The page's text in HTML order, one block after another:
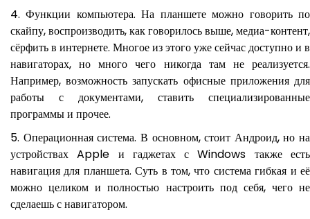
Функции компьютера. На планшете можно говорить по
скайпу, воспроизводить, как говорилось выше, медиа-контент,
сёрфить в интернете. Многое из этого уже сейчас доступно и в
навигаторах, но много чего никогда там не реализуется.
Например, возможность запускать офисные приложения для
работы с документами, ставить специализированные
программы и прочее.
Операционная система. В основном, стоит Андроид, но на
устройствах Apple и гаджетах с Windows также есть
навигация для планшета. Суть в том, что система гибкая и её
можно целиком и полностью настроить под себя, чего не
сделаешь с навигатором.